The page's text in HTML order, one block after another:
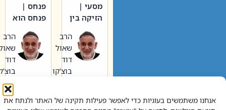
אנחנו משתמשים בעוגיות כדי לאפשר פעילות תקינה של האתר ולנתח את
מסעי |
הזיקה בין
הגדול לעם הרב
שאול
דוד
בוצ'קו
לשמוע קול תורה – מדרש
פנחס |
פנחס הוא
אליהו: בין
קנאות
הורסת
לקנאות
בונה
הרב
שאול
דוד
בוצ'קו
לשמוע קול